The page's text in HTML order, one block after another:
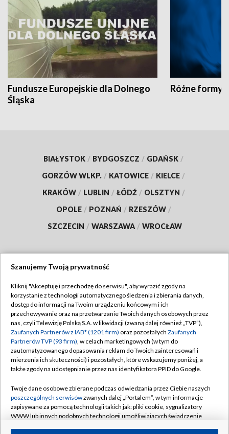
Fundusze Europejskie dla Dolnego
Śląska
Różne formy
BIAŁYSTOK / BYDGOSZCZ / GDAŃSK /
GORZÓW WLKP. / KATOWICE / KIELCE /
KRAKÓW / LUBLIN / ŁÓDŹ / OLSZTYN /
OPOLE / POZNAŃ / RZESZÓW /
SZCZECIN / WARSZAWA / WROCŁAW
TVP
Abonament TVP
Emisja w TVP
Centrum informacji TVP
Naziemna Telewizja Cyfrowa
Rada Programowa
System NOS
Informacje o nadawcy
Regulamin TVP
Polityka prywatności
Moje zgody
Pomoc
Kontakt
Kanały
Szanujemy Twoją prywatność
Kliknij "Akceptuję i przechodzę do serwisu", aby wyrazić zgody na
korzystanie z technologii automatycznego śledzenia i zbierania danych,
dostęp do informacji na Twoim urządzeniu końcowym i ich
przechowywanie oraz na przetwarzanie Twoich danych osobowych przez
nas, czyli Telewizję Polską S.A. w likwidacji (zwaną dalej również „TVP”),
Zaufanych Partnerów z IAB* (1201 firm) oraz pozostałych Zaufanych
Partnerów TVP (93 firm), w celach marketingowych (w tym do
zautomatyzowanego dopasowania reklam do Twoich zainteresowań i
mierzenia ich skuteczności) i pozostałych, które wskazujemy poniżej, a
także zgody na udostępnianie przez nas identyfikatora PPID do Google.
Twoje dane osobowe zbierane podczas odwiedzania przez Ciebie naszych
poszczególnych serwisówzwanych dalej „Portalem”, w tym informacje
zapisywane za pomocą technologii takich jak: pliki cookie, sygnalizatory
WWW lub innych podobnych technologii umożliwiających świadczenie